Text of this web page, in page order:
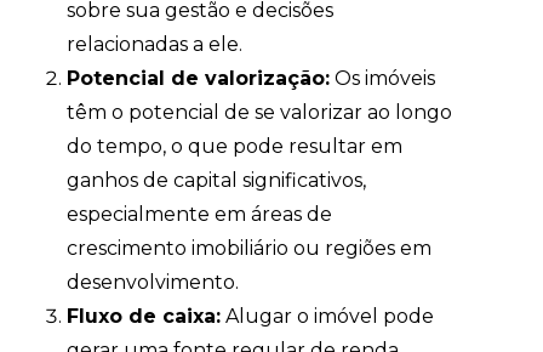
sobre sua gestão e decisões
relacionadas a ele.
Potencial de valorização: Os imóveis
têm o potencial de se valorizar ao longo
do tempo, o que pode resultar em
ganhos de capital significativos,
especialmente em áreas de
crescimento imobiliário ou regiões em
desenvolvimento.
Fluxo de caixa: Alugar o imóvel pode